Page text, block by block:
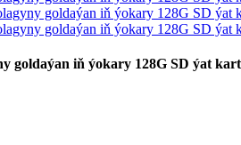
iň ýokary 128G SD ýat